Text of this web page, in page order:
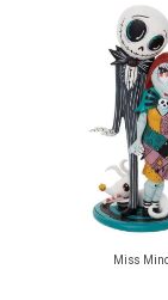
Miss